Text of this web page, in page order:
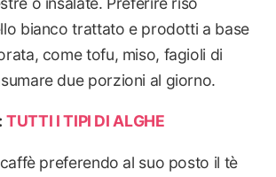
bianco trattato e prodotti a base
come tofu, miso, fagioli di
due porzioni al giorno.
TUTTI I TIPI DI ALGHE
preferendo al suo posto il tè